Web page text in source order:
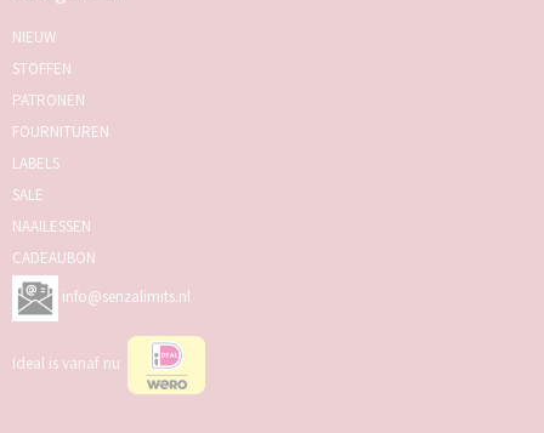
NIEUW
STOFFEN
PATRONEN
FOURNITUREN
LABELS
SALE
NAAILESSEN
CADEAUBON
info@senzalimits.nl
Ideal is vanaf nu